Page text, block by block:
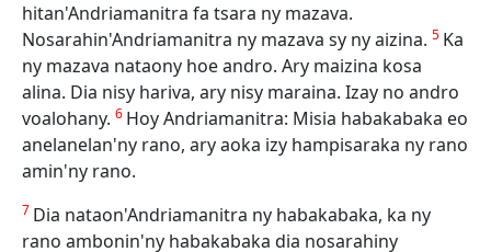
hitan'Andriamanitra fa tsara ny mazava.
Nosarahin'Andriamanitra ny mazava sy ny aizina. 5 Ka
ny mazava nataony hoe andro. Ary maizina kosa
alina. Dia nisy hariva, ary nisy maraina. Izay no andro
voalohany. 6 Hoy Andriamanitra: Misia habakabaka eo
anelanelan'ny rano, ary aoka izy hampisaraka ny rano
amin'ny rano.
7 Dia nataon'Andriamanitra ny habakabaka, ka ny
rano ambonin'ny habakabaka dia nosarahiny